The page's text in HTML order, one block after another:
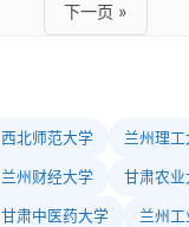
西北师范大学 兰州理工
兰州财经大学 甘肃农业
甘肃中医药大学 兰州
下一页 »